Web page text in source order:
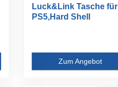
Luck&Link Tasche für
PS5,Hard Shell
Zum Angebot